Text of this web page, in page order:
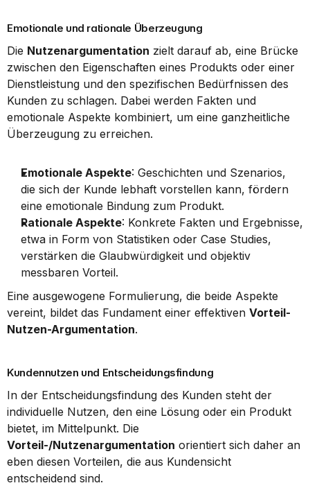
Emotionale und rationale Überzeugung
Die Nutzenargumentation zielt darauf ab, eine Brücke
zwischen den Eigenschaften eines Produkts oder einer
Dienstleistung und den spezifischen Bedürfnissen des
Kunden zu schlagen. Dabei werden Fakten und
emotionale Aspekte kombiniert, um eine ganzheitliche
Überzeugung zu erreichen.
Emotionale Aspekte: Geschichten und Szenarios,
die sich der Kunde lebhaft vorstellen kann, fördern
eine emotionale Bindung zum Produkt.
Rationale Aspekte: Konkrete Fakten und Ergebnisse,
etwa in Form von Statistiken oder Case Studies,
verstärken die Glaubwürdigkeit und objektiv
messbaren Vorteil.
Eine ausgewogene Formulierung, die beide Aspekte
vereint, bildet das Fundament einer effektiven Vorteil-
Nutzen-Argumentation.
Kundennutzen und Entscheidungsfindung
In der Entscheidungsfindung des Kunden steht der
individuelle Nutzen, den eine Lösung oder ein Produkt
Vorteil-/Nutzenargumentation orientiert sich daher an
eben diesen Vorteilen, die aus Kundensicht
entscheidend sind.